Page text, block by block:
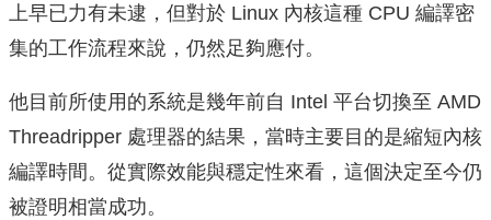
上早已力有未逮，但對於 Linux 內核這種 CPU 編譯密
集的工作流程來說，仍然足夠應付。
他目前所使用的系統是幾年前自 Intel 平台切換至 AMD
Threadripper 處理器的結果，當時主要目的是縮短內核
編譯時間。從實際效能與穩定性來看，這個決定至今仍
被證明相當成功。